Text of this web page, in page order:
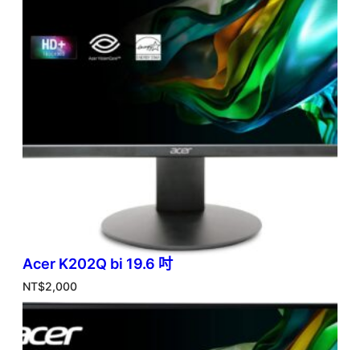
Acer K202Q bi 19.6 吋
NT$2,000